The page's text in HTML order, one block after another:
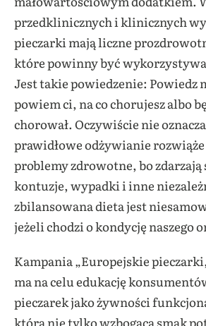
przedklinicznych i klinicznych
pieczarki mają liczne
które powinny być
Jest takie powiedzenie: Powiedz
powiem ci, na co chorujesz albo
chorował. Oczywiście nie
prawidłowe odżywianie
problemy zdrowotne, bo zdarzają
kontuzje, wypadki i inne
zbilansowana dieta jest
jeżeli chodzi o kondycję naszego
Kampania „Europejskie
ma na celu edukację
pieczarek jako żywności
która nie tylko wzbogaca smak